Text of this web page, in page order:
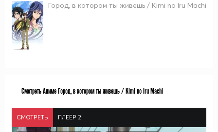
Город, в котором ты живешь / Kimi no Iru Machi
Смотреть Аниме Город, в котором ты живешь / Kimi no Iru Machi
СМОТРЕТЬ ПЛЕЕР 2